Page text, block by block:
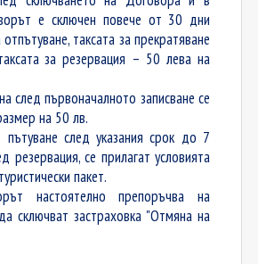
е сключен повече от 30 дни
таксата за прекратяване
за резервация – 50 лева на
след първоначалното записване се
на 50 лв.
след указания срок до 7
резервация, се прилагат условията
пакет.
настоятелно препоръчва на
сключват застраховка "Отмяна на